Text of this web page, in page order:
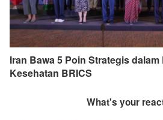
Iran Bawa 5 Poin Strategis
Kesehatan BRICS